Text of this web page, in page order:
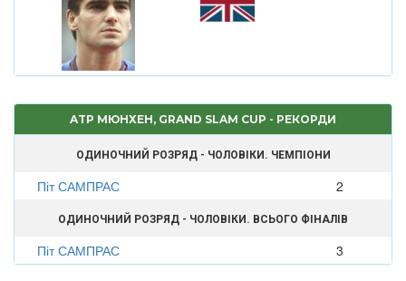
ATP МЮНХЕН, GRAND SLAM CUP - РЕКОРДИ
ОДИНОЧНИЙ РОЗРЯД - ЧОЛОВІКИ. ЧЕМПІОНИ
Піт САМПРАС 2
ОДИНОЧНИЙ РОЗРЯД - ЧОЛОВІКИ. ВСЬОГО ФІНАЛІВ
Піт САМПРАС 3